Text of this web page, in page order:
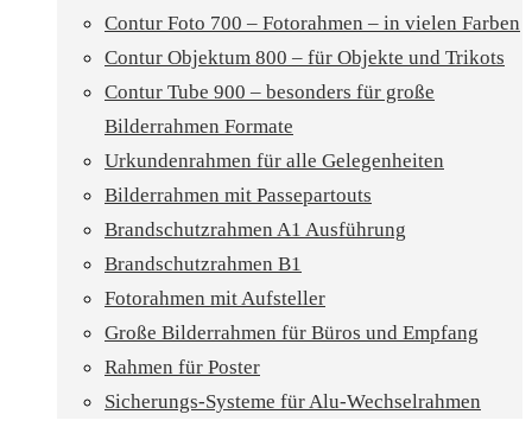
Contur Foto 700 – Fotorahmen – in vielen Farben
Contur Objektum 800 – für Objekte und Trikots
Contur Tube 900 – besonders für große
Bilderrahmen Formate
Urkundenrahmen für alle Gelegenheiten
Bilderrahmen mit Passepartouts
Brandschutzrahmen A1 Ausführung
Brandschutzrahmen B1
Fotorahmen mit Aufsteller
Große Bilderrahmen für Büros und Empfang
Rahmen für Poster
Sicherungs-Systeme für Alu-Wechselrahmen